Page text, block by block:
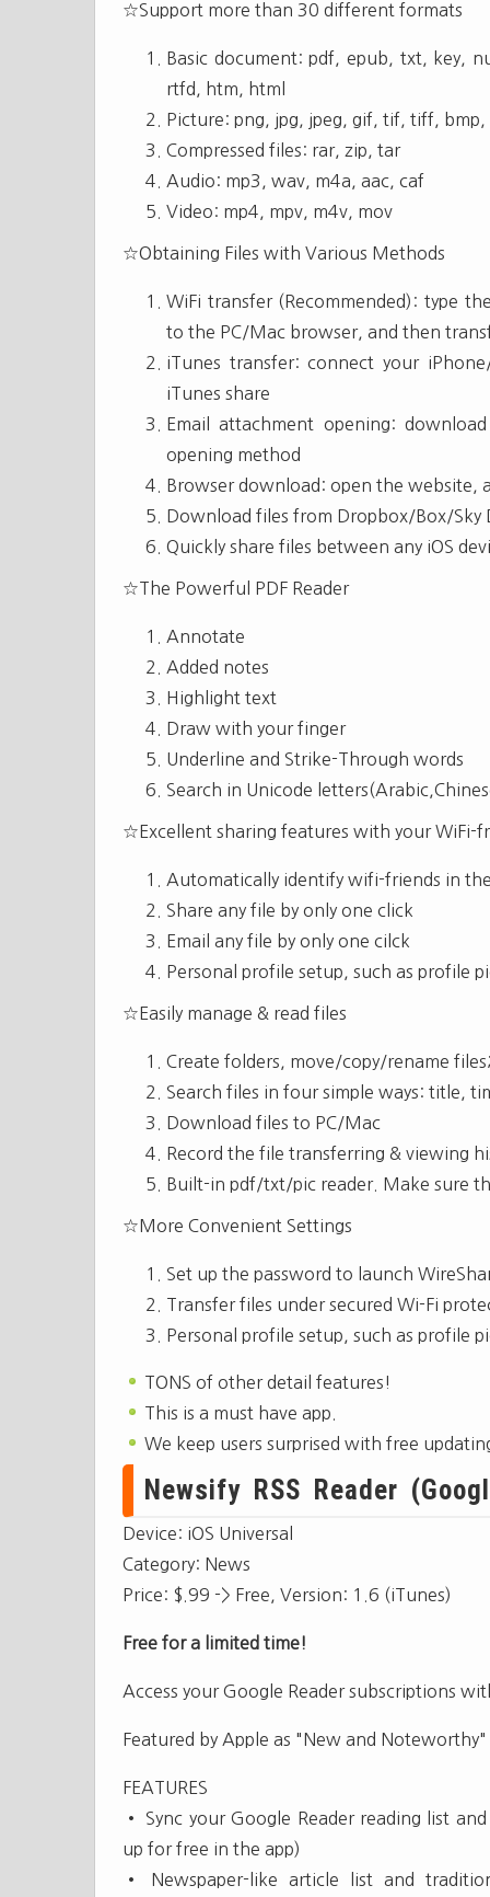
☆Support more than 30 different formats
Basic document: pdf, epub, txt, key,
rtfd, htm, html
Picture: png, jpg, jpeg, gif, tif, tiff, bmp,
Compressed files: rar, zip, tar
Audio: mp3, wav, m4a, aac, caf
Video: mp4, mpv, m4v, mov
☆Obtaining Files with Various Methods
WiFi transfer (Recommended): type
to the PC/Mac browser, and then
iTunes transfer: connect your
iTunes share
Email attachment opening:
opening method
Browser download: open the website,
Download files from Dropbox/Box/
Quickly share files between any iOS
☆The Powerful PDF Reader
Annotate
Added notes
Highlight text
Draw with your finger
Underline and Strike-Through words
Search in Unicode
☆Excellent sharing features with your WiFi-
Automatically identify wifi-friends in
Share any file by only one click
Email any file by only one cilck`
Personal profile setup, such as profile
☆Easily manage & read files
Create folders, move/copy/rename
Search files in four simple ways: title,
Download files to PC/Mac
Record the file transferring & viewing
Built-in pdf/txt/pic reader. Make sure
☆More Convenient Settings
Set up the password to launch
Transfer files under secured Wi-Fi
Personal profile setup, such as profile
TONS of other detail features!
This is a must have app.
We keep users surprised with free
Newsify RSS Reader
Device: iOS Universal
Category: News
Price: $.99 -> Free, Version: 1.6 (iTunes)
Free for a limited time!
Access your Google Reader subscriptions
Featured by Apple as "New and
FEATURES
• Sync your Google Reader reading list
up for free in the app)
• Newspaper-like article list and